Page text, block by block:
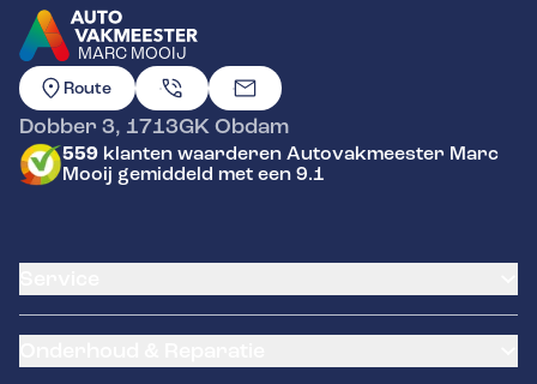
MARC MOOIJ
GA NAAR DE HOMEPAGINA
Route
Dobber 3, 1713GKObdam
559 klanten waarderen Autovakmeester Marc
Mooij gemiddeld met een 9.1